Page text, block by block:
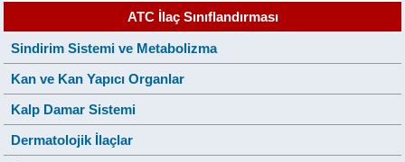
ATC İlaç Sınıflandırması
Sindirim Sistemi ve Metabolizma
Kan ve Kan Yapıcı Organlar
Kalp Damar Sistemi
Dermatolojik İlaçlar